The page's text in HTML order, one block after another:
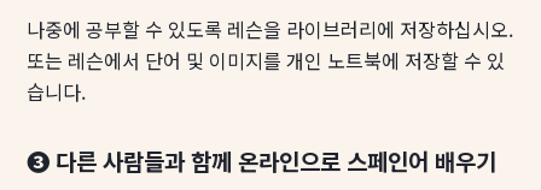
나중에 공부할 수 있도록 레슨을 라이브러리에 저장하십시오.
또는 레슨에서 단어 및 이미지를 개인 노트북에 저장할 수 있
습니다.
❸ 다른 사람들과 함께 온라인으로 스페인어 배우기